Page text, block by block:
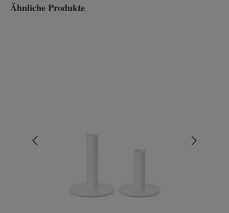
Produktgalerie überspringen
Ähnliche Produkte